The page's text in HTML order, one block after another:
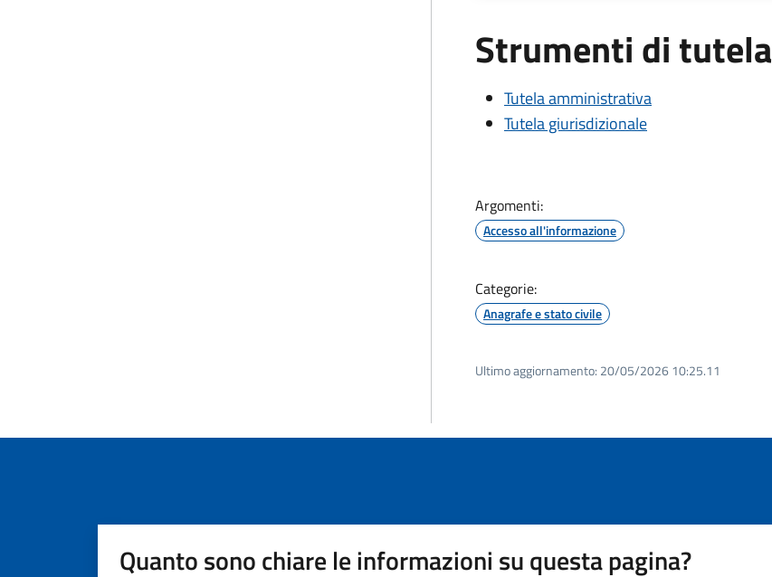
Strumenti di tutela
Tutela amministrativa
Tutela giurisdizionale
Argomenti:
Accesso all'informazione
Categorie:
Anagrafe e stato civile
Ultimo aggiornamento: 20/05/2026 10:25.11
Quanto sono chiare le informazioni su questa pagina?